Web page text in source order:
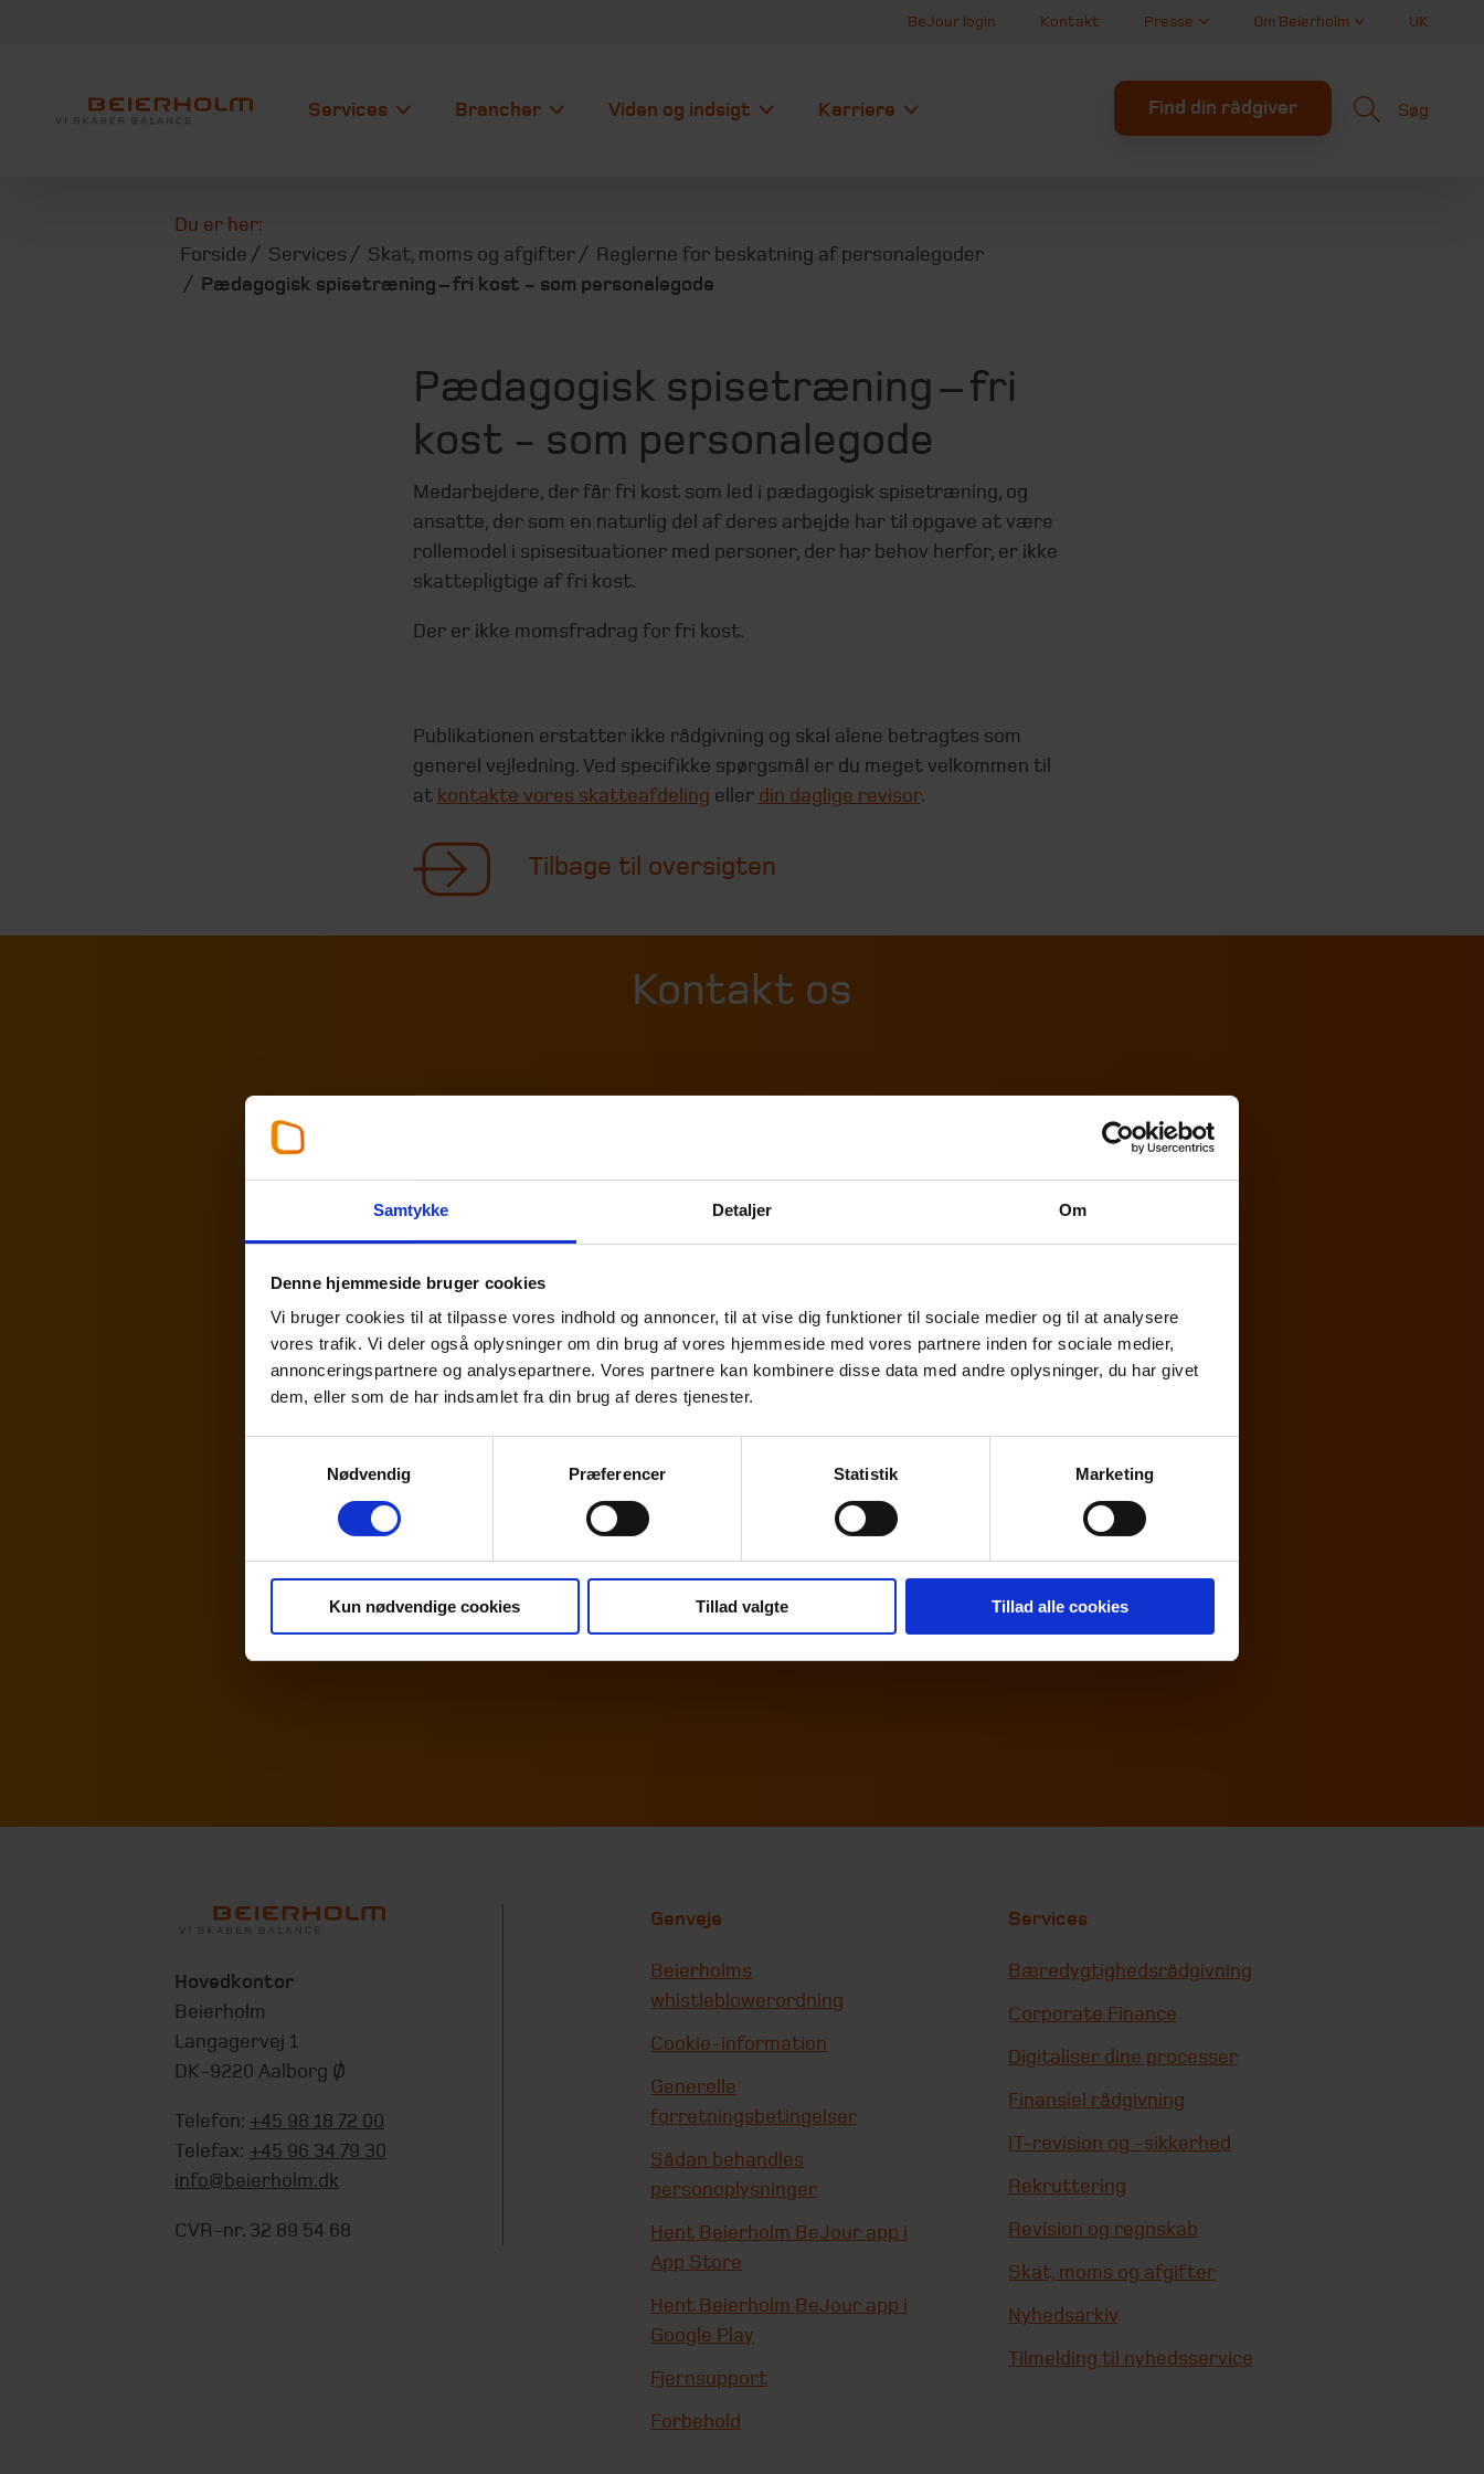
Samtykke Detaljer Om
Denne hjemmeside bruger cookies
Vi bruger cookies til at tilpasse vores indhold og annoncer, til at vise dig funktioner til sociale medier og til at analysere
vores trafik. Vi deler også oplysninger om din brug af vores hjemmeside med vores partnere inden for sociale medier,
annonceringspartnere og analysepartnere. Vores partnere kan kombinere disse data med andre oplysninger, du har givet
dem, eller som de har indsamlet fra din brug af deres tjenester.
Nødvendig
Præferencer Statistik Marketing
Kun nødvendige cookies Tillad valgte Tillad alle cookies
BeJour login Kontakt Presse Om Beierholm UK
Services Brancher Viden og indsigt Karriere Find din rådgiver Søg
Du er her:
Forside
Services Skat, moms og afgifter
Reglerne for beskatning af personalegoder
Pædagogisk spisetræning – fri kost - som personalegode
Pædagogisk spisetræning – fri
kost - som personalegode
Medarbejdere, der får fri kost som led i pædagogisk spisetræning, og
ansatte, der som en naturlig del af deres arbejde har til opgave at være
rollemodel i spisesituationer med personer, der har behov herfor, er ikke
skattepligtige af fri kost.
Der er ikke momsfradrag for fri kost.
Publikationen erstatter ikke rådgivning og skal alene betragtes som
generel vejledning. Ved specifikke spørgsmål er du meget velkommen til
at kontakte vores skatteafdeling eller din daglige revisor.
Tilbage til oversigten
Kontakt os
Partner,Personskat
Finn Madsen
33 18 13 29
fim@beierholm.dk
Skat, moms og afgifter
Partner, Moms & afgifter
Karsten Wind
39 16 76 90
kwi@beierholm.dk
Skat, moms og afgifter
Morten Hæstrup
Hovedkontor
Beierholm
Langagervej 1
DK-9220 Aalborg Ø
Telefon: +45 98 18 72 00
Telefax: +45 96 34 79 30
info@beierholm.dk
CVR-nr. 32 89 54 68
Genveje
Beierholms
whistleblowerordning
Cookie-information
Generelle
forretningsbetingelser
Sådan behandles
personoplysninger
Hent Beierholm BeJour app i
App Store
Hent Beierholm BeJour app i
Google Play
Fjernsupport
Forbehold
Services
Bæredygtighedsrådgivning
Corporate Finance
Digitaliser dine processer
Finansiel rådgivning
IT-revision og -sikkerhed
Rekruttering
Revision og regnskab
Skat, moms og afgifter
Nyhedsarkiv
Tilmelding til nyhedsservice